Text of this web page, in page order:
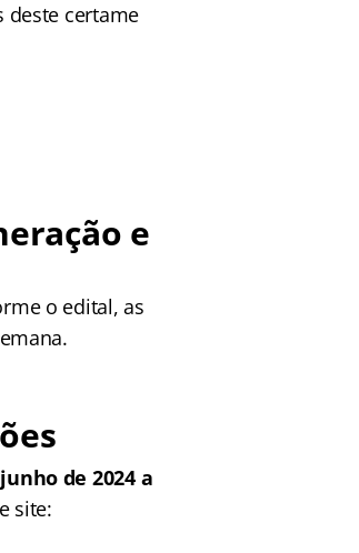
deste certame
e
o edital, as
de 2024 a
site: